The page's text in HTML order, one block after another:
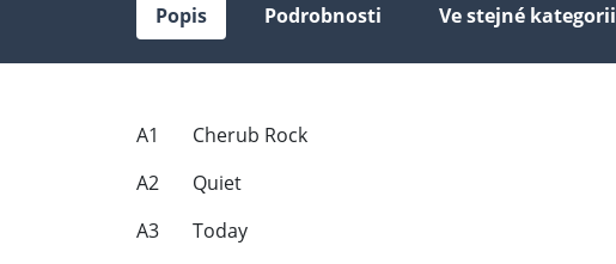
Popis Podrobnosti Ve stejné kategorii
A1 Cherub Rock
A2 Quiet
A3 Today